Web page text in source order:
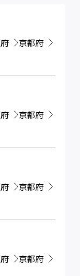
京都府
京都府
京都府
京都府